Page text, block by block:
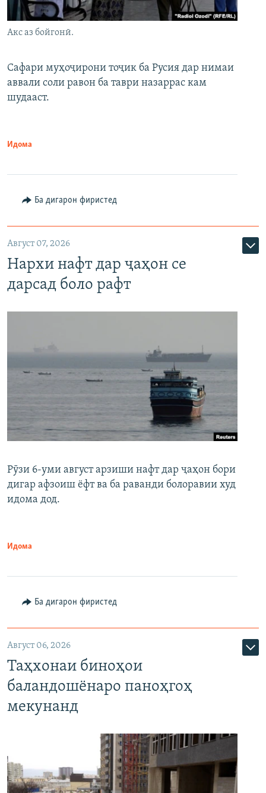
Акс аз бойгонӣ.
Сафари муҳоҷирони тоҷик ба Русия дар нимаи
аввали соли равон ба таври назаррас кам
шудааст.
Идома
Ба дигарон фиристед
Август 07, 2026
Нархи нафт дар ҷаҳон се
дарсад боло рафт
Рӯзи 6-уми август арзиши нафт дар ҷаҳон бори
дигар афзоиш ёфт ва ба раванди болоравии худ
идома дод.
Идома
Ба дигарон фиристед
Август 06, 2026
Таҳхонаи биноҳои
баландошёнаро паноҳгоҳ
мекунанд